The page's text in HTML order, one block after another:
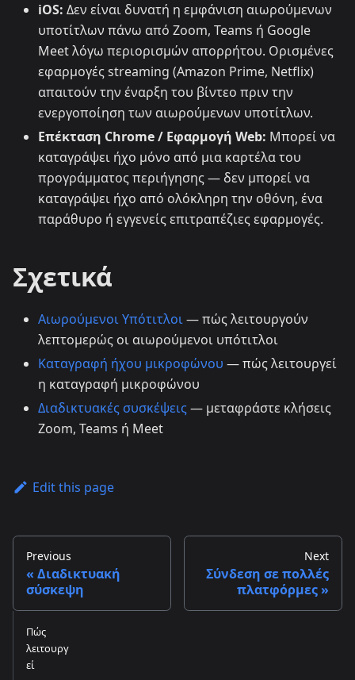
iOS: Δεν είναι δυνατή η εμφάνιση αιωρούμενων
υποτίτλων πάνω από Zoom, Teams ή Google
Meet λόγω περιορισμών απορρήτου. Ορισμένες
εφαρμογές streaming (Amazon Prime, Netflix)
απαιτούν την έναρξη του βίντεο πριν την
ενεργοποίηση των αιωρούμενων υποτίτλων.
Επέκταση Chrome / Εφαρμογή Web: Μπορεί να
καταγράψει ήχο μόνο από μια καρτέλα του
προγράμματος περιήγησης — δεν μπορεί να
καταγράψει ήχο από ολόκληρη την οθόνη, ένα
παράθυρο ή εγγενείς επιτραπέζιες εφαρμογές.
Σχετικά
Αιωρούμενοι Υπότιτλοι— πώς λειτουργούν
λεπτομερώς οι αιωρούμενοι υπότιτλοι
Καταγραφή ήχου μικροφώνου — πώς λειτουργεί
η καταγραφή μικροφώνου
Διαδικτυακές συσκέψεις— μεταφράστε κλήσεις
Zoom, Teams ή Meet
Edit this page
Previous
Διαδικτυακή
σύσκεψη
Next
Σύνδεση σε πολλές
πλατφόρμες
Πώς
λειτουργ
εί